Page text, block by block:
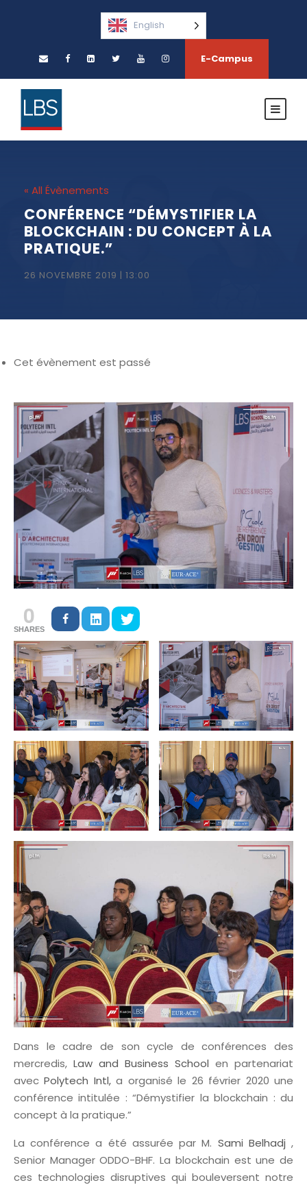
English
E-Campus
« All Évènements
CONFÉRENCE “DÉMYSTIFIER LA
BLOCKCHAIN : DU CONCEPT À LA
PRATIQUE.”
26 NOVEMBRE 2019 | 13:00
Cet évènement est passé
0
SHARES
Dans le cadre de son cycle de conférences des
mercredis, Law and Business School en partenariat
avecPolytech Intl,a organisé le 26 février 2020 une
conférence intitulée : “Démystifier la blockchain : du
concept à la pratique.”
La conférence a été assurée par M. Sami Belhadj,
Senior Manager ODDO-BHF. La blockchain est une de
ces technologies disruptives qui bouleversent notre